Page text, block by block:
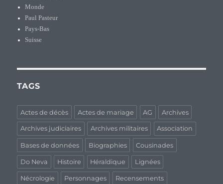
Monde
Paul Pasteur
Pays-Bas
Suisse
TAGS
Actes de décès Actes de mariage AG Archives
Archives judiciaires Archives militaires Association
Bases de données Biographies Cousinades
Do Neva Histoire Héraldique Lignées
Nécrologie Personnages Recensements